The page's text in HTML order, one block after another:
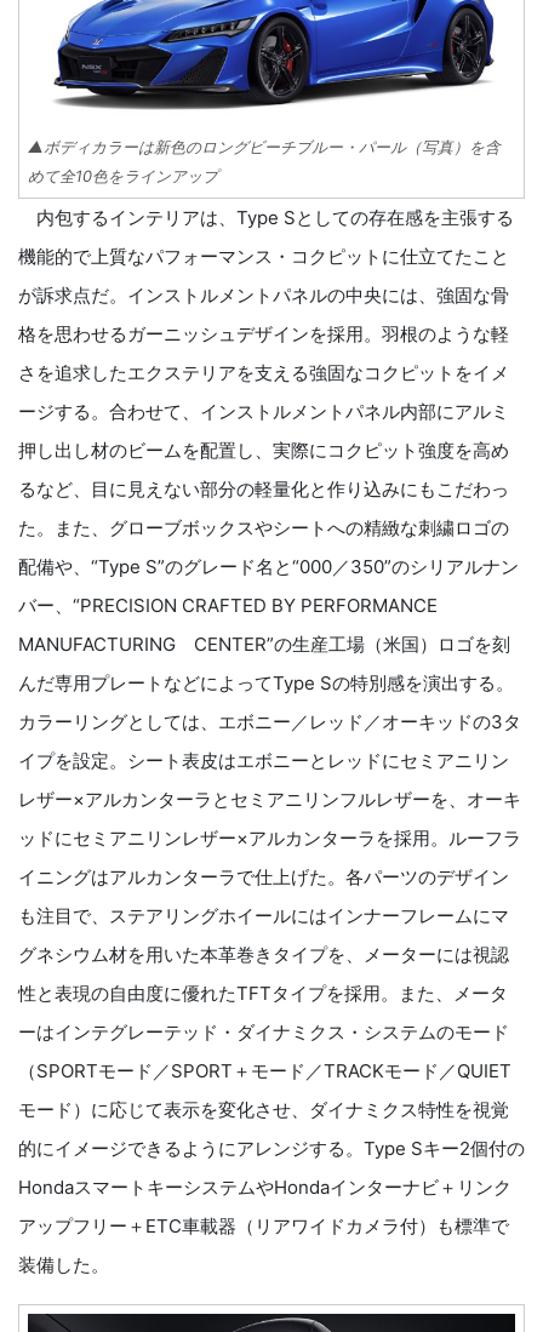
▲ボディカラーは新色のロングビーチブルー・パール（写真）を含
めて全10色をラインアップ
内包するインテリアは、Type Sとしての存在感を主張する
機能的で上質なパフォーマンス・コクピットに仕立てたこと
が訴求点だ。インストルメントパネルの中央には、強固な骨
格を思わせるガーニッシュデザインを採用。羽根のような軽
さを追求したエクステリアを支える強固なコクピットをイメ
ージする。合わせて、インストルメントパネル内部にアルミ
押し出し材のビームを配置し、実際にコクピット強度を高め
るなど、目に見えない部分の軽量化と作り込みにもこだわっ
た。また、グローブボックスやシートへの精緻な刺繍ロゴの
配備や、“Type S”のグレード名と“000／350”のシリアルナン
バー、“PRECISION CRAFTED BY PERFORMANCE
MANUFACTURING CENTER”の生産工場（米国）ロゴを刻
んだ専用プレートなどによってType Sの特別感を演出する。
カラーリングとしては、エボニー／レッド／オーキッドの3タ
イプを設定。シート表皮はエボニーとレッドにセミアニリン
レザー×アルカンターラとセミアニリンフルレザーを、オーキ
ッドにセミアニリンレザー×アルカンターラを採用。ルーフラ
イニングはアルカンターラで仕上げた。各パーツのデザイン
も注目で、ステアリングホイールにはインナーフレームにマ
グネシウム材を用いた本革巻きタイプを、メーターには視認
性と表現の自由度に優れたTFTタイプを採用。また、メータ
ーはインテグレーテッド・ダイナミクス・システムのモード
（SPORTモード／SPORT＋モード／TRACKモード／QUIET
モード）に応じて表示を変化させ、ダイナミクス特性を視覚
的にイメージできるようにアレンジする。Type Sキー2個付の
HondaスマートキーシステムやHondaインターナビ＋リンク
アップフリー＋ETC車載器（リアワイドカメラ付）も標準で
装備した。